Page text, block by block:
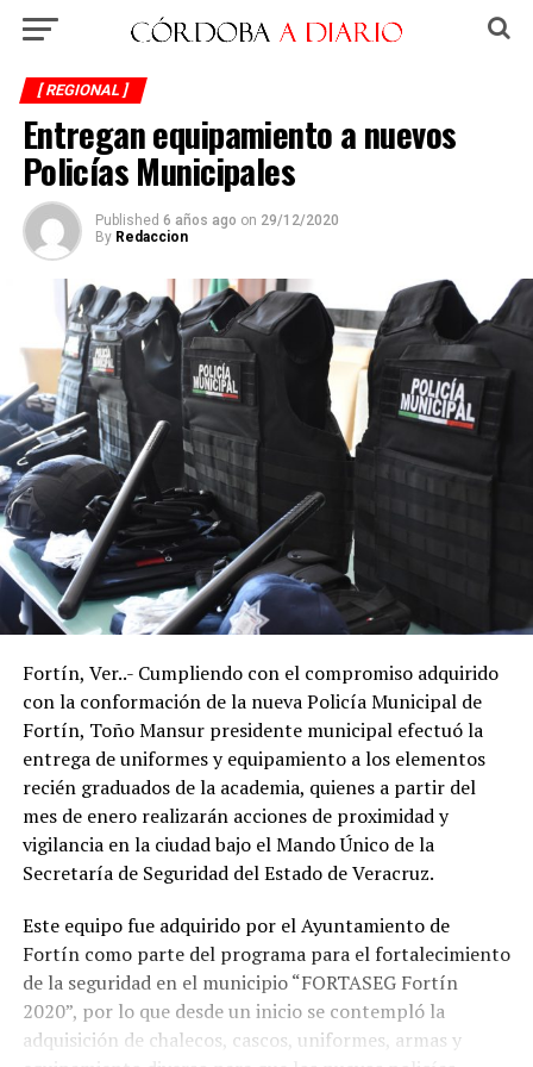
[ REGIONAL ]
Entregan equipamiento a nuevos
Policías Municipales
Published 6 años ago on 29/12/2020
By Redaccion
Fortín, Ver..- Cumpliendo con el compromiso adquirido
con la conformación de la nueva Policía Municipal de
Fortín, Toño Mansur presidente municipal efectuó la
entrega de uniformes y equipamiento a los elementos
recién graduados de la academia, quienes a partir del
mes de enero realizarán acciones de proximidad y
vigilancia en la ciudad bajo el Mando Único de la
Secretaría de Seguridad del Estado de Veracruz.
Este equipo fue adquirido por el Ayuntamiento de
Fortín como parte del programa para el fortalecimiento
de la seguridad en el municipio “FORTASEG Fortín
2020”, por lo que desde un inicio se contempló la
adquisición de chalecos, cascos, uniformes, armas y